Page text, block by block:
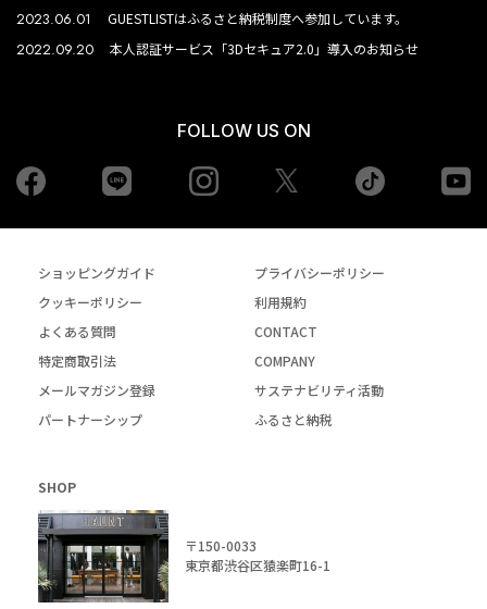
2023.06.01 GUESTLISTはふるさと納税制度へ参加しています。
2022.09.20 本人認証サービス「3Dセキュア2.0」導入のお知らせ
FOLLOW US ON
Facebook Instagram tiktok
ショッピングガイド
プライバシーポリシー
クッキーポリシー
利用規約
よくある質問
CONTACT
特定商取引法
COMPANY
メールマガジン登録
サステナビリティ活動
パートナーシップ
ふるさと納税
SHOP
〒150-0033
東京都渋谷区猿楽町16-1